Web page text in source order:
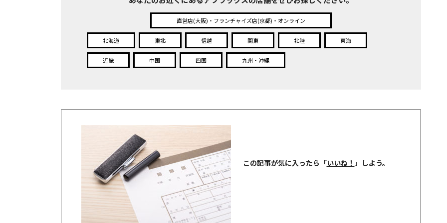
直営店(大阪)・フランチャイズ店(京都)・オンライン
北海道 東北 信越 関東 北陸 東海
近畿 中国 四国 九州・沖縄
この記事が気に入ったら 「いいね！ 」しよう。